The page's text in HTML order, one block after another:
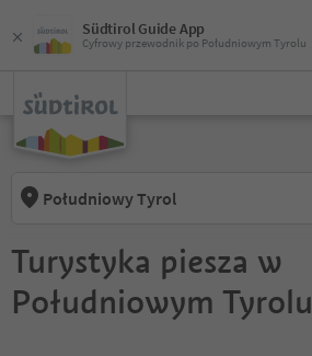
Südtirol Guide App
Cyfrowy przewodnik po Południowym Tyrolu
Południowy Tyrol
Turystyka piesza w
Południowym Tyrolu